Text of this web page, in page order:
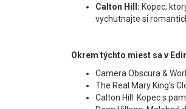
Calton Hill: Kopec,
vychutnajte si
Okrem týchto miest sa v
Camera Obscura &
The Real Mary King's
Calton Hill: Kopec s